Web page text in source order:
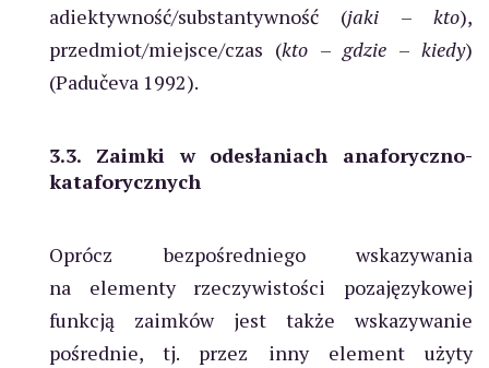
adiektywność/substantywność (jaki –kto),
przedmiot/miejsce/czas (kto –gdzie –kiedy)
(Padučeva 1992).
3.3. Zaimki w odesłaniach anaforyczno-
kataforycznych
Oprócz bezpośredniego wskazywania
na elementy rzeczywistości pozajęzykowej
funkcją zaimków jest także wskazywanie
pośrednie, tj. przez inny element użyty